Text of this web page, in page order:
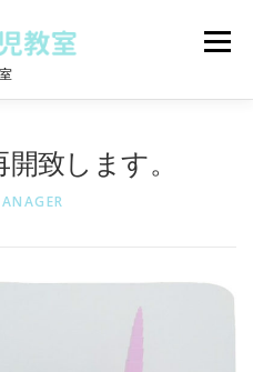
メニュー
致します。